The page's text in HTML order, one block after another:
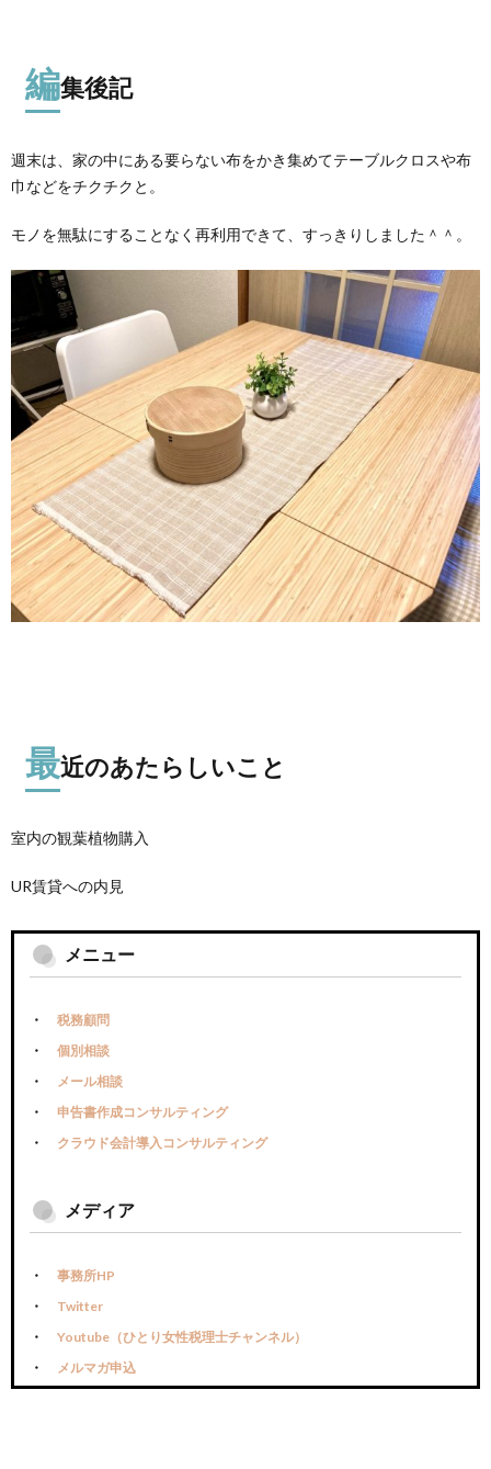
編集後記
週末は、家の中にある要らない布をかき集めてテーブルクロスや布
巾などをチクチクと。
モノを無駄にすることなく再利用できて、すっきりしました＾＾。
最近のあたらしいこと
室内の観葉植物購入
UR賃貸への内見
メニュー
税務顧問
個別相談
メール相談
申告書作成コンサルティング
クラウド会計導入コンサルティング
メディア
事務所HP
Twitter
Youtube（ひとり女性税理士チャンネル）
メルマガ申込